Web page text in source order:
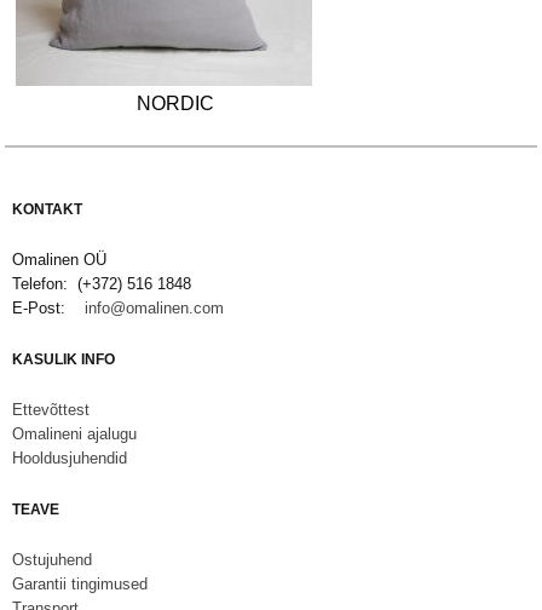
NORDIC
KONTAKT
Omalinen OÜ
Telefon: (+372) 516 1848
E-Post:info@omalinen.com
KASULIK INFO
Ettevõttest
Omalineni ajalugu
Hooldusjuhendid
TEAVE
Ostujuhend
Garantii tingimused